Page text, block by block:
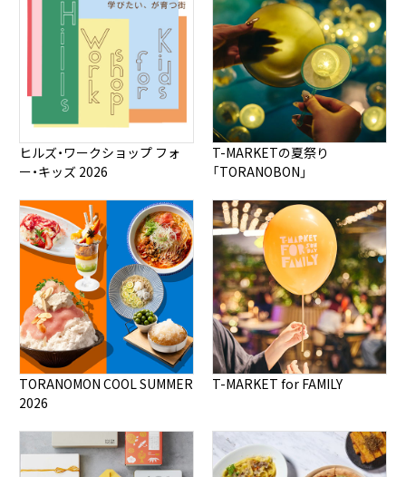
ヒルズ・ワークショップ フォ
ー・キッズ 2026
T-MARKETの夏祭り
「TORANOBON」
TORANOMON COOL SUMMER
2026
T-MARKET for FAMILY